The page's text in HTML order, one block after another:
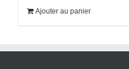
Ajouter au panier